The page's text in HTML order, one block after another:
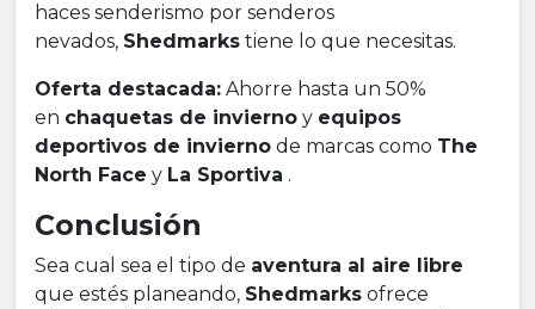
haces senderismo por senderos
nevados, Shedmarks tiene lo que necesitas.
Oferta destacada: Ahorre hasta un 50%
en chaquetas de invierno y equipos
deportivos de invierno de marcas como The
North Face y La Sportiva .
Conclusión
Sea cual sea el tipo de aventura al aire libre
que estés planeando, Shedmarks ofrece